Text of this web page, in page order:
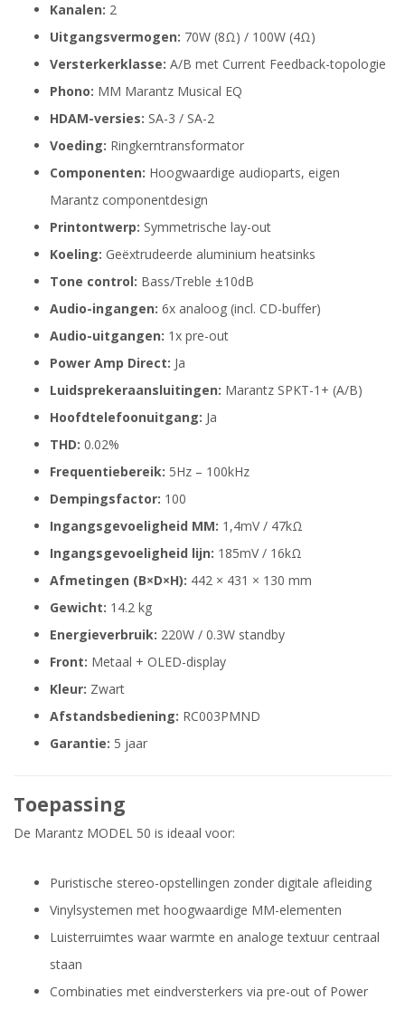
Kanalen: 2
Uitgangsvermogen: 70W (8Ω) / 100W (4Ω)
Versterkerklasse: A/B met Current Feedback-topologie
Phono: MM Marantz Musical EQ
HDAM-versies: SA-3 / SA-2
Voeding: Ringkerntransformator
Componenten: Hoogwaardige audioparts, eigen
Marantz componentdesign
Printontwerp: Symmetrische lay-out
Koeling: Geëxtrudeerde aluminium heatsinks
Tone control: Bass/Treble ±10dB
Audio-ingangen: 6x analoog (incl. CD-buffer)
Audio-uitgangen: 1x pre-out
Power Amp Direct: Ja
Luidsprekeraansluitingen: Marantz SPKT-1+ (A/B)
Hoofdtelefoonuitgang: Ja
THD: 0.02%
Frequentiebereik: 5Hz – 100kHz
Dempingsfactor: 100
Ingangsgevoeligheid MM: 1,4mV / 47kΩ
Ingangsgevoeligheid lijn: 185mV / 16kΩ
Afmetingen (B×D×H): 442 × 431 × 130 mm
Gewicht: 14.2 kg
Energieverbruik: 220W / 0.3W standby
Front: Metaal + OLED-display
Kleur: Zwart
Afstandsbediening: RC003PMND
Garantie: 5 jaar
Toepassing
De Marantz MODEL 50 is ideaal voor:
Puristische stereo-opstellingen zonder digitale afleiding
Vinylsystemen met hoogwaardige MM-elementen
Luisterruimtes waar warmte en analoge textuur centraal
staan
Combinaties met eindversterkers via pre-out of Power